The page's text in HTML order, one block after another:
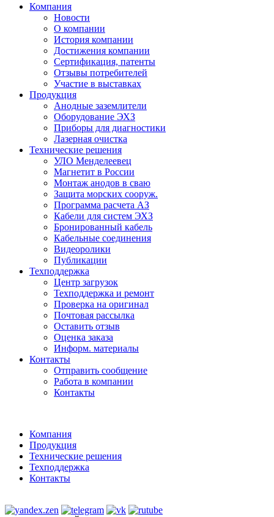
Компания
Новости
О компании
История компании
Достижения компании
Сертификация, патенты
Отзывы потребителей
Участие в выставках
Продукция
Анодные заземлители
Оборудование ЭХЗ
Приборы для диагностики
Лазерная очистка
Технические решения
УЛО Менделеевец
Магнетит в России
Монтаж анодов в сваю
Защита морских сооруж.
Программа расчета АЗ
Кабели для систем ЭХЗ
Бронированный кабель
Кабельные соединения
Видеоролики
Публикации
Техподдержка
Центр загрузок
Техподдержка и ремонт
Проверка на оригинал
Почтовая рассылка
Оставить отзыв
Оценка заказа
Информ. материалы
Контакты
Отправить сообщение
Работа в компании
Контакты
Компания
Продукция
Технические решения
Техподдержка
Контакты